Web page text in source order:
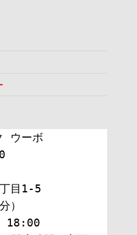
ウーボ
目1-5
）
18:00